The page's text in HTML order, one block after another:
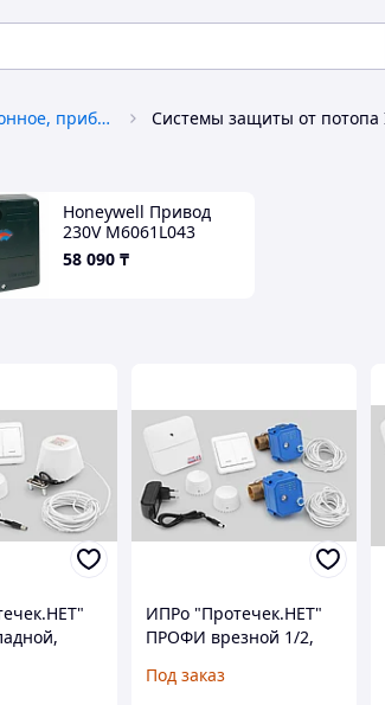
Оборудование электронное, приборы защиты и безопасности
Honeywell Привод
230V M6061L043
58 090 ₸
ИПРо "Протечек.НЕТ"
ПРОФИ врезной 1/2,
Система контроля
Под заказ